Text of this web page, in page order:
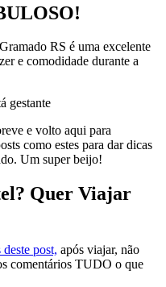
RS é uma excelente
e comodidade durante a
e volto aqui para
como estes para dar dicas
Um super beijo!
Quer Viajar
post, após viajar, não
comentários TUDO o que